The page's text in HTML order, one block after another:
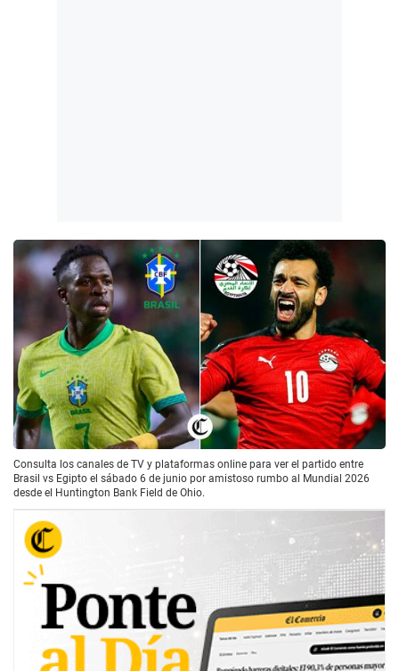
Consulta los canales de TV y plataformas online para ver el partido entre
Brasil vs Egipto el sábado 6 de junio por amistoso rumbo al Mundial 2026
desde el Huntington Bank Field de Ohio.